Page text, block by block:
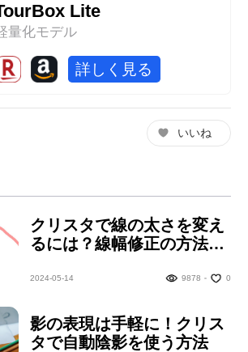
Lite
量化モデル
詳しく見る
いいね
クリスタで線の太さを変え
るには？線幅修正の方法は
2024-05-14 9878 0
影の表現は手軽に！クリス
タで自動陰影を使う方法